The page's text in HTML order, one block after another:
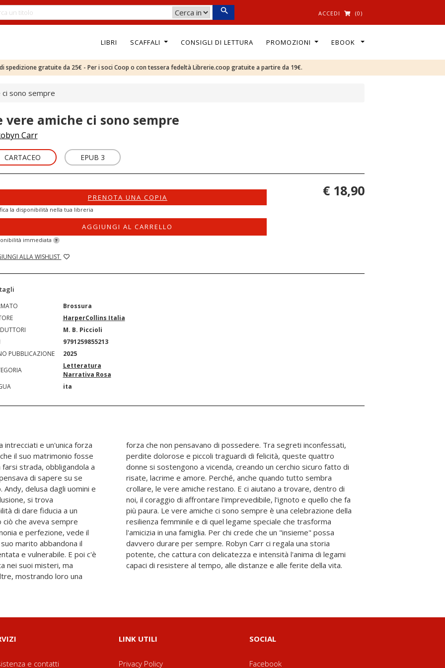
ACCEDI (0)
LIBRI SCAFFALI CONSIGLI DI LETTURA PROMOZIONI EBOOK
spedizione gratuite da 25€ - Per i soci Coop o con tessera fedeltà Librerie.coop gratuite a partire da 19€.
ci sono sempre
vere amiche ci sono sempre
Carr
CARTACEO EPUB 3
PRENOTA UNA COPIA
la disponibilità nella tua libreria
AGGIUNGI AL CARRELLO
immediata ?
ALLA WISHLIST
€ 18,90
Brossura
HarperCollins Italia
M. B. Piccioli
9791259855213
PUBBLICAZIONE
2025
Letteratura
Narrativa Rosa
ita
e un'unica forza
il suo matrimonio fosse
strada, obbligandola a
di sapere su se
delusa dagli uomini e
si trova
di dare fiducia a un
che aveva sempre
e perfezione, vede il
marito abbandona il
e vulnerabile. E poi c'è
nei suoi misteri, ma
mostrando loro una
Tra segreti inconfessati,
felicità, queste quattro
un cerchio sicuro fatto di
quando tutto sembra
a trovare, dentro di
e quello che fa
una celebrazione della
che trasforma
che un "insieme" possa
ci regala una storia
intensità l'anima di legami
capaci di resistere al tempo, alle distanze e alle ferite della vita.
e contatti
LINK UTILI
Privacy Policy
SOCIAL
Facebook